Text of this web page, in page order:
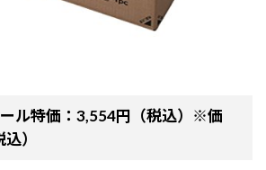
ール特価：3,554円（税込）※価
）